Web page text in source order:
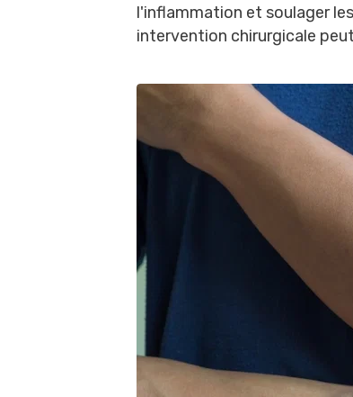
l'inflammation et soulager
intervention chirurgicale